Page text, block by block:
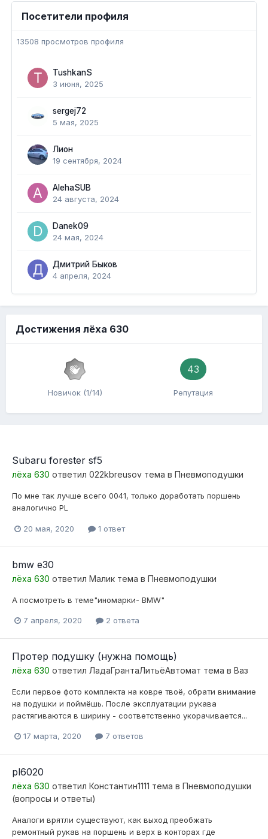
Посетители профиля
13508 просмотров профиля
TushkanS
3 июня, 2025
sergej72
5 мая, 2025
Лион
19 сентября, 2024
AlehaSUB
24 августа, 2024
Danek09
24 мая, 2024
Дмитрий Быков
4 апреля, 2024
Достижения лёха 630
Новичок (1/14)
43
Репутация
Subaru forester sf5
лёха 630 ответил 022kbreusov тема в Пневмоподушки
По мне так лучше всего 0041, только доработать поршень
аналогично PL
20 мая, 2020 1 ответ
bmw e30
лёха 630 ответил Малик тема в Пневмоподушки
А посмотреть в теме"иномарки- BMW"
7 апреля, 2020 2 ответа
Протер подушку (нужна помощь)
лёха 630 ответил ЛадаГрантаЛитьёАвтомат тема в Ваз
Если первое фото комплекта на ковре твоё, обрати внимание
на подушки и поймёшь. После эксплуатации рукава
растягиваются в ширину - соответственно укорачивается...
17 марта, 2020 7 ответов
pl6020
лёха 630 ответил Константин1111 тема в Пневмоподушки
(вопросы и ответы)
Аналоги врятли существуют, как выход преобжать
ремонтный рукав на поршень и верх в конторах где